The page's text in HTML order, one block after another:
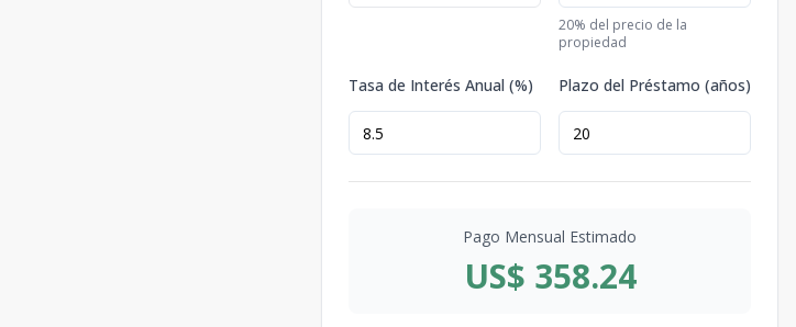
20% del precio de la
propiedad
Tasa de Interés Anual (%) Plazo del Préstamo (años)
Pago Mensual Estimado
US$ 358.24